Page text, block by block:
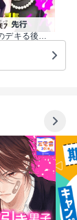
「待て」のデキる後輩くん【マイクロ】